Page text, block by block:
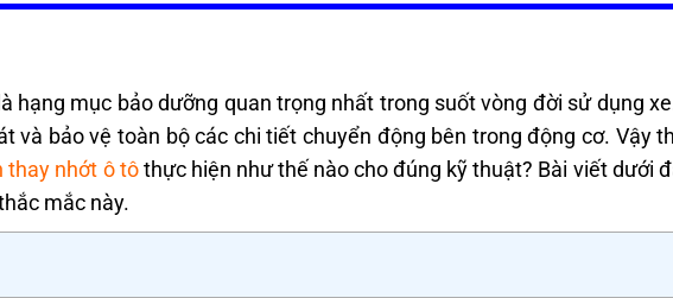
là hạng mục bảo dưỡng quan trọng nhất trong suốt vòng đời sử dụng
và bảo vệ toàn bộ các chi tiết chuyển động bên trong động cơ. Vậy
thay nhớt ô tôthực hiện như thế nào cho đúng kỹ thuật? Bài viết dưới
mắc này.